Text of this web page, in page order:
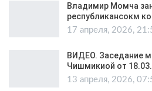
Владимир Момча
республикансокм
17 апреля, 2026,
ВИДЕО. Заседание
Чишмикиой от
13 апреля, 2026,